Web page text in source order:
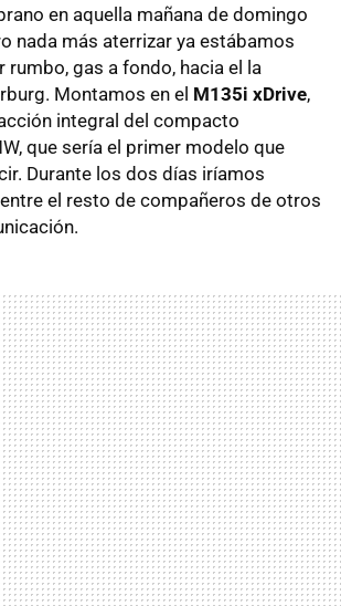
en aquella mañana de domingo
nada más aterrizar ya estábamos
rumbo, gas a fondo, hacia el la
Montamos en el M135i xDrive,
integral del compacto
que sería el primer modelo que
Durante los dos días iríamos
el resto de compañeros de otros